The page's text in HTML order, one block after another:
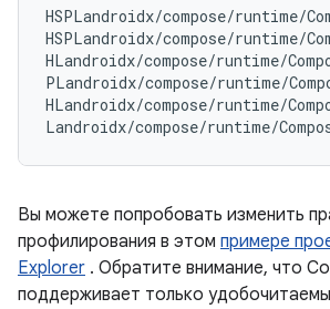
HSPLandroidx/compose/runtime/
HSPLandroidx/compose/runtime/
HLandroidx/compose/runtime/
PLandroidx/compose/runtime/
HLandroidx/compose/runtime/
Landroidx/compose/runtime/
Вы можете попробовать изменить
профилирования в этом примере
Explorer . Обратите внимание, что
поддерживает только